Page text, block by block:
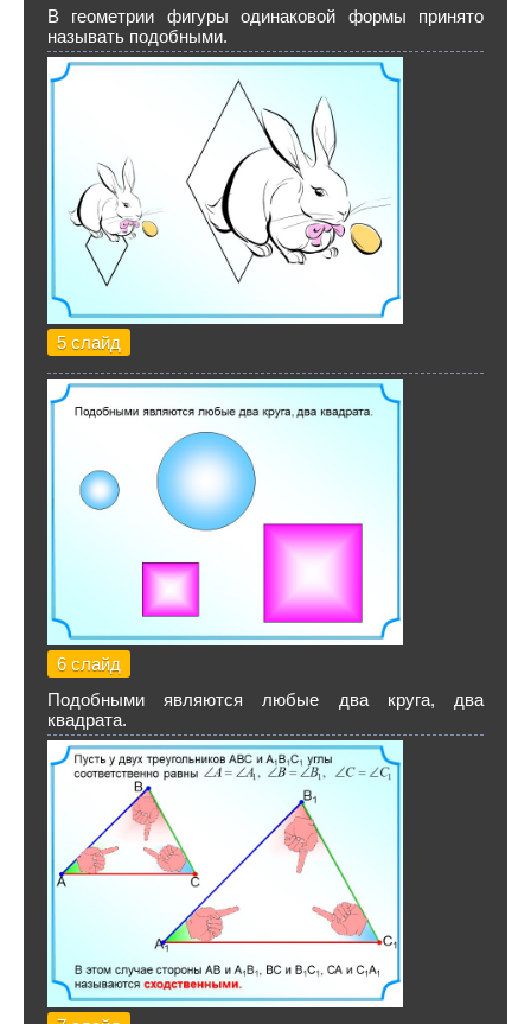
В геометрии фигуры одинаковой формы принято
называть подобными.
5 слайд
6 слайд
Подобными являются любые два круга, два
квадрата.